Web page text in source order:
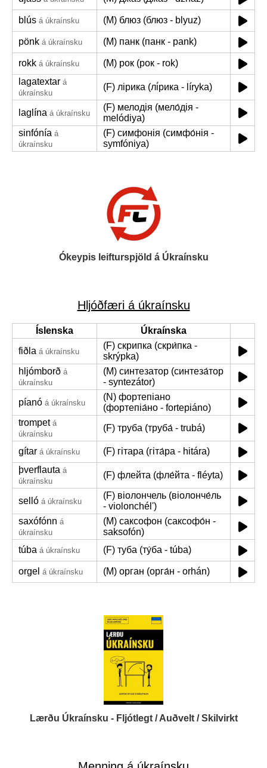
blús á úkraínsku (M) блюз (блюз - blyuz)
pönk á úkraínsku (M) панк (панк - pank)
rokk á úkraínsku
(M) рок (рок - rok)
lagatextar á
úkraínsku
(F) лірика (лі́рика - líryka)
laglína á úkraínsku
(F) мелодія (мело́дія -
melódiya)
sinfónía á
úkraínsku
(F) симфонія (симфо́нія -
symfóniya)
Ókeypis leifturspjöld á Úkraínsku
Hljóðfæri á úkraínsku
Íslenska
Úkraínska
fiðla á úkraínsku
(F) скрипка (скри́пка -
skrýpka)
hljómborð á
úkraínsku
(M) синтезатор (синтеза́тор
- syntezátor)
píanó á úkraínsku
(N) фортепіано
(фортепіа́но - fortepiáno)
trompet á
úkraínsku
(F) труба (труба́ - trubá)
gítar á úkraínsku
(F) гітара (гіта́ра - hitára)
þverflauta á
úkraínsku
(F) флейта (фле́йта - fléyta)
selló á úkraínsku
(F) віолончель (віолонче́ль
- violonchélʹ)
saxófónn á
úkraínsku
(M) саксофон (саксофо́н -
saksofón)
túba á úkraínsku (F) туба (ту́ба - túba)
orgel á úkraínsku (M) орган (орга́н - orhán)
Lærðu Úkraínsku - Fljótlegt / Auðvelt / Skilvirkt